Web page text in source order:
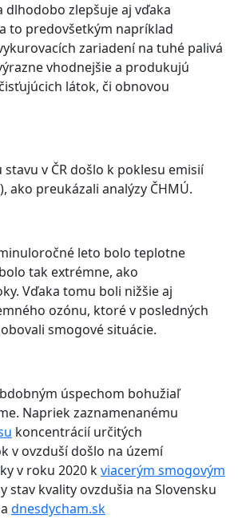
dlhodobo zlepšuje aj vďaka
to predovšetkým napríklad
zariadení na tuhé palivá
vhodnejšie a produkujú
látok, či obnovou
v ČR došlo k poklesu emisií
ako preukázali analýzy ČHMÚ.
leto bolo teplotne
tak extrémne, ako
Vďaka tomu boli nižšie aj
ozónu, ktoré v posledných
smogové situácie.
úspechom bohužiaľ
Napriek zaznamenanému
koncentrácií určitých
v ovzduší došlo na území
v roku 2020 kviacerým smogovým
stav kvality ovzdušia na Slovensku
dnesdycham.sk